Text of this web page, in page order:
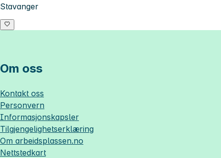
Stavanger
Om oss
Kontakt oss
Personvern
Informasjonskapsler
Tilgjengelighetserklæring
Om arbeidsplassen.no
Nettstedkart